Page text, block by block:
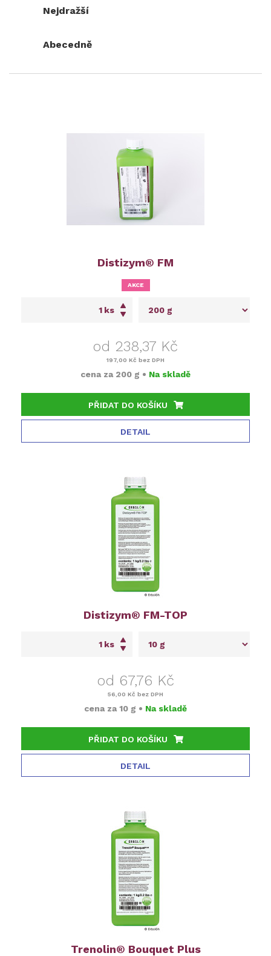
Nejdražší
Abecedně
Distizym® FM
ks
od 238,37 Kč
197,00 Kč bez DPH
cena za 200 g • Na skladě
AKCE
PŘIDAT DO KOŠÍKU
DETAIL
Distizym® FM-TOP
ks
od 67,76 Kč
56,00 Kč bez DPH
cena za 10 g • Na skladě
PŘIDAT DO KOŠÍKU
DETAIL
Trenolin® Bouquet Plus